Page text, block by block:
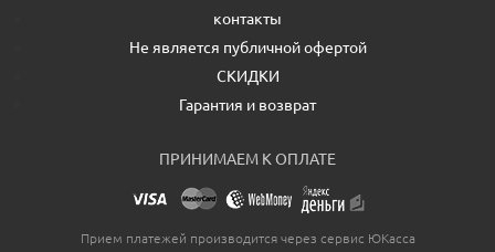
контакты
Не является публичной офертой
СКИДКИ
Гарантия и возврат
ПРИНИМАЕМ К ОПЛАТЕ
Прием платежей производится через сервис ЮКасса